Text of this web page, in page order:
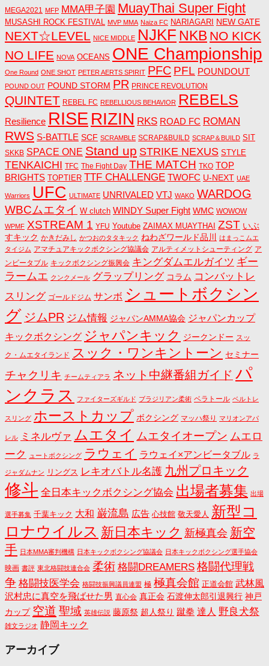
MEGA2021 MFP MMA甲子園 MuayThai Super Fight
MUSASHI ROCK FESTIVAL MVP MMA Naiza FC NARIAGARI NEW GATE
NEXT☆LEVEL NICE MIDDLE NJKF NKB NO KICK
NO LIFE NOVA OCEANS ONE Championship
One Round ONE SHOT PETER AERTS SPIRIT PFC PFL POUNDOUT
POUND OUT POUND STORM PR PRINCE REVOLUTION
QUINTET REBEL FC REBELLIOUS BEHAVIOR REBELS
Resilience RISE RIZIN RKS ROAD FC ROMAN
RWS S-BATTLE SCF SCRAMBLE SCRAP&BUILD SCRAP＆BUILD SIT
SKKB SPACE ONE Stand up STRIKE NEXUS STYLE
TENKAICHI TFC The Fight Day THE MATCH TKO TOP
BRIGHTS TOPTIER TTF CHALLENGE TWOFC U-NEXT UAE
Warriors UFC ULTIMATE UNRIVALED VTJ WAKO WARDOG
WBCムエタイ W clutch WINDY Super Fight WMC WOWOW
WPMF XSTREAM 1 YFU Youtube ZAIMAX MUAYTHAI ZST いぶ
すキック かきだみし かつおのタタキック ねわざワールド品川
はまっこムエ
タイジム アマチュアキックボクシング協議会 アルティメットシューティング ア
ンビータブル キックボクシング振興会 キングダムエルガイツ ギー
ラームエ クンクメール グラップリング コラム コンバットレ
スリング ゴールドジム サンボ シュートボクシン
グ ジムPR ジム情報 ジャパンAMMA協会 ジャパンカップ
キックボクシング ジャパンキック ジークンドー スッ
ク・ムエタイランド スック・ワンキントーン セミナー
チャクリキ チームティアラ ネット中継番組ガイド パ
ンクラス
ファイターズギルド ブラジリアン柔術 ベラトール ベルトレ
スリング ホーストカップ ボクシング マッハ祭り マリオンアパ
レル ミネルヴァ ムエタイ ムエタイオープン ムエロ
ーク
ュートボクシング ラウェイ ラウェイ×アンビータブル ラ
ジャダムナン リングス レキオバトル名護 九州プロキック
修斗 全日本キックボクシング協会 出場者募集 出場
選手募集 千葉キック 大和 巌流島 広告 心技館 敬天愛人 新型コ
ロナウイルス 新日本キック 新極真会 新空
手 日本MMA審判機構 日本キックボクシング協議会 日本キックボクシング選手協会
映画 書評 東北格闘技連合会 柔術 格闘DREAMERS 格闘代理戦
争 格闘技医学会 格闘技振興議員連盟 極 極真会館 正道会館 武林風
沢村忠に真空を飛ばせた男 直心会 真正会 石渡伸太郎引退興行 神戸
カップ 空道 聖域 英雄伝説 藤原祭 超人祭り 蹴拳 達人 野良犬祭
雑文ラジオ 静岡キック
アーカイブ